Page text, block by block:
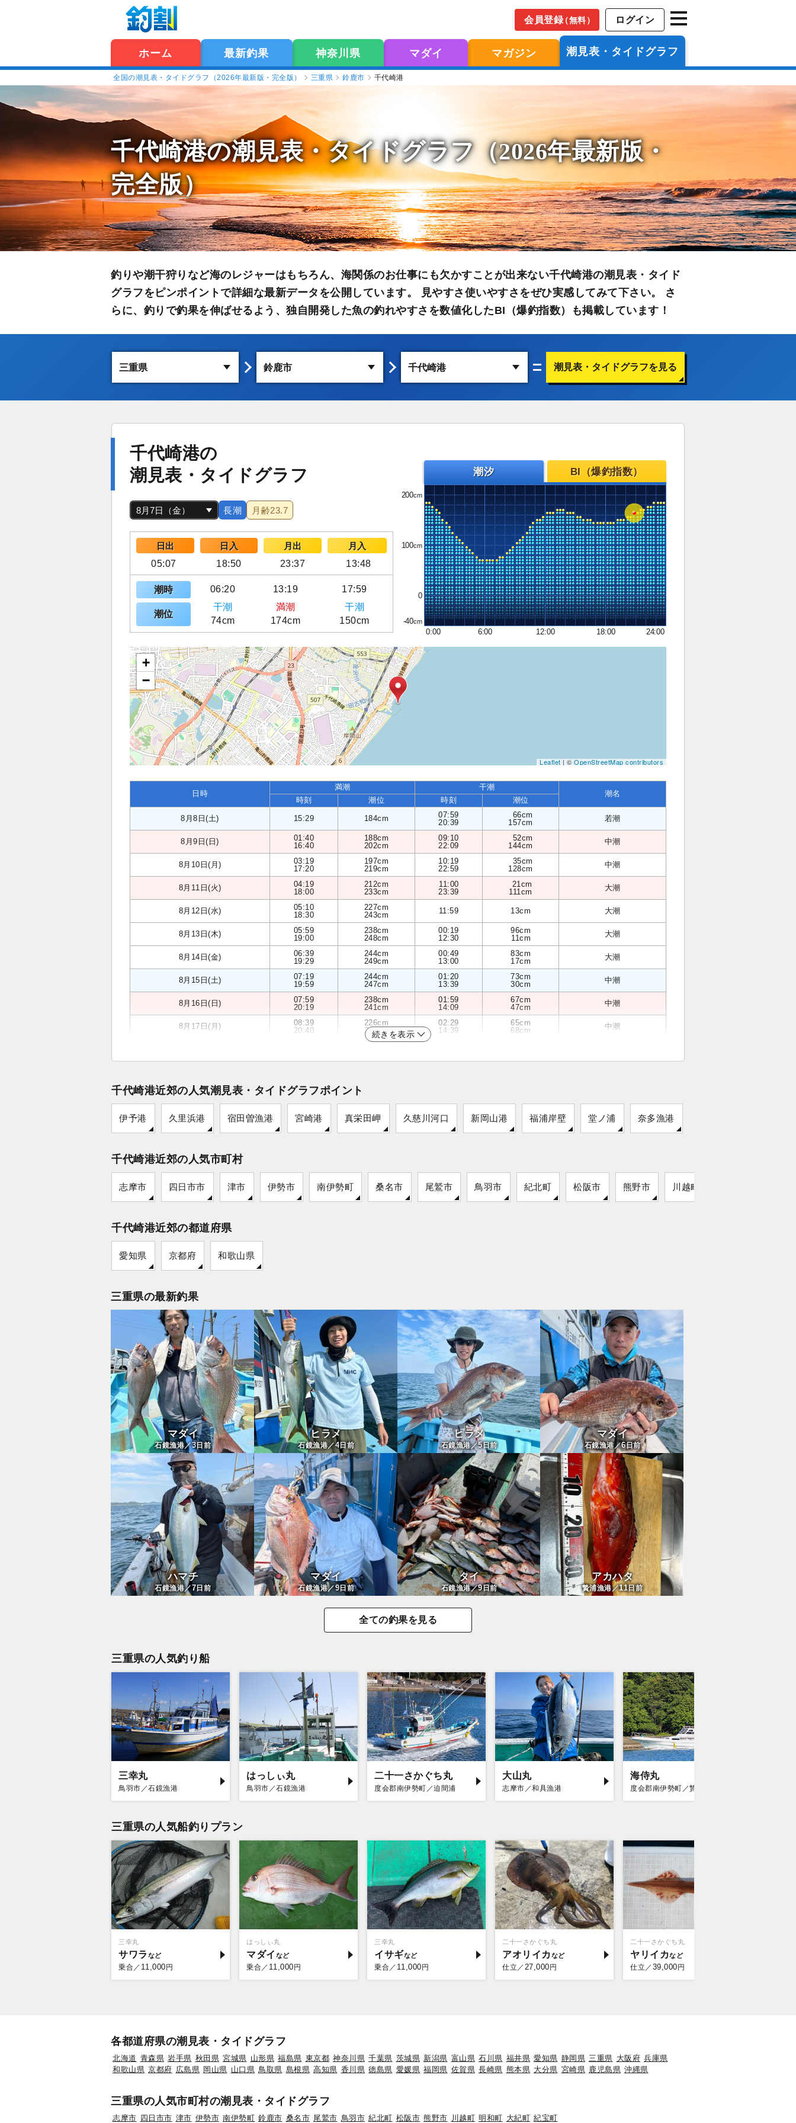
会員登録（無料） ログイン
ホーム 最新釣果 神奈川県 マダイ マガジン 潮見表・タイドグラフ
全国の潮見表・タイドグラフ（2026年最新版・完全版） 三重県 鈴鹿市 千代崎港
千代崎港の潮見表・タイドグラフ（2026年最新版・
完全版）
釣りや潮干狩りなど海のレジャーはもちろん、海関係のお仕事にも欠かすことが出来ない千代崎港の潮見表・タイド
グラフをピンポイントで詳細な最新データを公開しています。 見やすさ使いやすさをぜひ実感してみて下さい。 さ
らに、釣りで釣果を伸ばせるよう、独自開発した魚の釣れやすさを数値化したBI（爆釣指数）も掲載しています！
潮見表・タイドグラフを見る
千代崎港の
潮見表・タイドグラフ
長潮 月齢23.7
日出 日入 月出
月入
05:07
18:50 23:37 13:48
潮時 06:20 13:19 17:59
潮位
干潮 満潮
干潮
74cm
174cm 150cm
潮汐 BI（爆釣指数）
200
100
0
-40
0:00
6:00 12:00 18:00 24:00
+
−
Leaflet| ©OpenStreetMap contributors
日時
満潮 干潮
潮名
時刻 潮位 時刻 潮位
8月8日(土) 15:29 184cm
07:59
20:39
66cm
157cm
若潮
8月9日(日)
01:40
16:40
188cm
202cm
09:10
22:09
52cm
144cm
中潮
8月10日(月)
03:19
17:20
197cm
219cm
10:19
22:59
35cm
128cm
中潮
8月11日(火)
04:19
18:00
212cm
233cm
11:00
23:39
21cm
111cm
大潮
8月12日(水)
05:10
18:30
227cm
243cm
11:59 13cm 大潮
8月13日(木)
05:59
19:00
238cm
248cm
00:19
12:30
96cm
11cm
大潮
8月14日(金)
06:39
19:29
244cm
249cm
00:49
13:00
83cm
17cm
大潮
8月15日(土)
07:19
19:59
244cm
247cm
01:20
13:39
73cm
30cm
中潮
8月16日(日)
07:59
20:19
238cm
241cm
01:59
14:09
67cm
47cm
中潮
8月17日(月)
08:39
20:40
226cm
233cm
02:29
14:39
65cm
68cm
中潮
続きを表示
千代崎港近郊の人気潮見表・タイドグラフポイント
伊予港 久里浜港 宿田曽漁港 宮崎港 真栄田岬 久慈川河口 新岡山港 福浦岸壁 堂ノ浦 奈多漁港
千代崎港近郊の人気市町村
志摩市 四日市市 津市 伊勢市 南伊勢町 桑名市 尾鷲市 鳥羽市 紀北町 松阪市 熊野市 川越町
千代崎港近郊の都道府県
愛知県 京都府 和歌山県
三重県の最新釣果
マダイ
石鏡漁港／3日前
ヒラメ
石鏡漁港／4日前
ヒラメ
石鏡漁港／5日前
マダイ
石鏡漁港／6日前
ハマチ
石鏡漁港／7 日前
マダイ
石鏡漁港／9 日前
タイ
石鏡漁港／9日前
アカハタ
贄浦漁港／11日前
全ての釣果を見る
三重県の人気釣り船
三幸丸
鳥羽市／石鏡漁港
はっしぃ丸
鳥羽市／石鏡漁港
二十一さかぐち丸
度会郡南伊勢町／迫間浦
大山丸
志摩市／和具漁港
海侍丸
度会郡南伊勢町／贄浦漁港
三重県の人気船釣りプラン
三幸丸
サワラ
乗合／ 11,000 円
はっしぃ丸
マダイ
乗合／ 11,000 円
三幸丸
イサギ
乗合／ 11,000 円
二十一さかぐち丸
アオリイカ
仕立／ 27,000 円
二十一さかぐち丸
ヤリイカ
仕立／ 39,000 円
各都道府県の潮見表・タイドグラフ
北海道 青森県 岩手県 秋田県 宮城県 山形県 福島県 東京都 神奈川県 千葉県 茨城県 新潟県 富山県 石川県 福井県 愛知県 静岡県 三重県 大阪府 兵庫県
和歌山県 京都府 広島県 岡山県 山口県 鳥取県 島根県 高知県 香川県 徳島県 愛媛県 福岡県 佐賀県 長崎県 熊本県 大分県 宮崎県 鹿児島県 沖縄県
三重県の人気市町村の潮見表・タイドグラフ
志摩市 四日市市 津市 伊勢市 南伊勢町 鈴鹿市 桑名市 尾鷲市 鳥羽市 紀北町 松阪市 熊野市 川越町 明和町 大紀町 紀宝町